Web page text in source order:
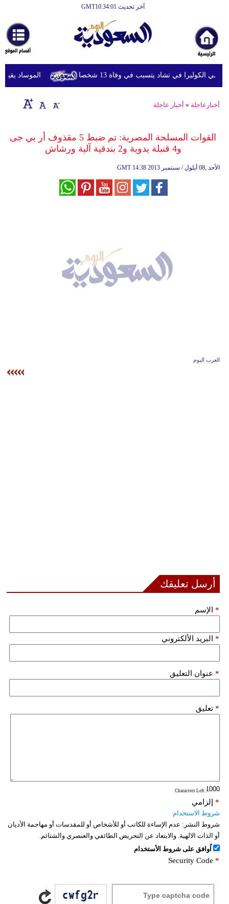
آخر تحديث GMT10:34:01
أخبارعاجلة
رياضة
ثقافة
إقتصاد
وموسيقى
علوم
الموساد يقيل الكوليرا في تشاد يتسبب في وفاة 13 شخصا
أخبارعاجلة » أخبار عاجلة
القوات المسلحة المصرية: تم ضبط 5 مقذوف أر بي جى
و4 قنبلة يدوية و2 بندقية آلية ورشاش
GMT 14:38 2013 الأحد ,08 أيلول / سبتمبر
العرب اليوم
أرسل تعليقك
الإسم *
البريد الألكتروني *
عنوان التعليق *
تعليق *
: Characters Left
إلزامي *
شروط الاستخدام
شروط النشر: عدم الإساءة للكاتب أو للأشخاص أو للمقدسات أو مهاجمة الأديان
أو الذات الالهية. والابتعاد عن التحريض الطائفي والعنصري والشتائم.
اُوافق على شروط الأستخدام
Security Code *